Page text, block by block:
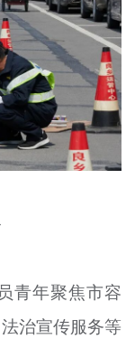
青年聚焦市容
治宣传服务等